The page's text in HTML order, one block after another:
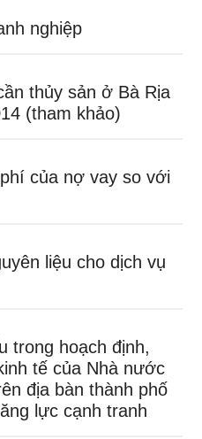
nghiệp
thủy sản ở Bà Rịa
(tham khảo)
của nợ vay so với
liệu cho dịch vụ
trong hoạch định,
tế của Nhà nước
địa bàn thành phố
lực cạnh tranh